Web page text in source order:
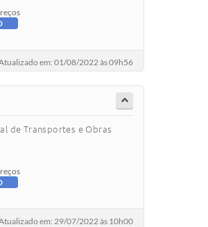
em: 01/08/2022 às 09h56
de Transportes e Obras
em: 29/07/2022 às 10h00